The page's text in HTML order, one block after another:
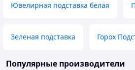
Ювелирная подставка белая
Зеленая подставка Горох
Популярные производители